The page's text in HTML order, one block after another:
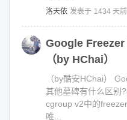
洛天依 发表于 1434 天前
Google Freezer
（by HChai）
（by酷安HChai）
其他墓碑有什么区别
cgroup v2中的
唯...